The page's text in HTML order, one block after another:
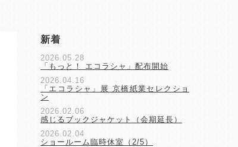
新着
2026.05.28
「もっと！ エコラシャ」配布開始
2026.04.16
「エコラシャ」展 京橋紙業セレクショ
ン
2026.02.06
感じるブックジャケット（会期延長）
2026.02.04
ショールーム臨時休室（2/5）